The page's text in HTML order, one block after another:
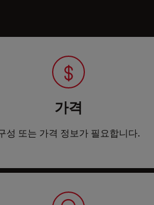
가격
성 또는 가격 정보가 필요합니다.